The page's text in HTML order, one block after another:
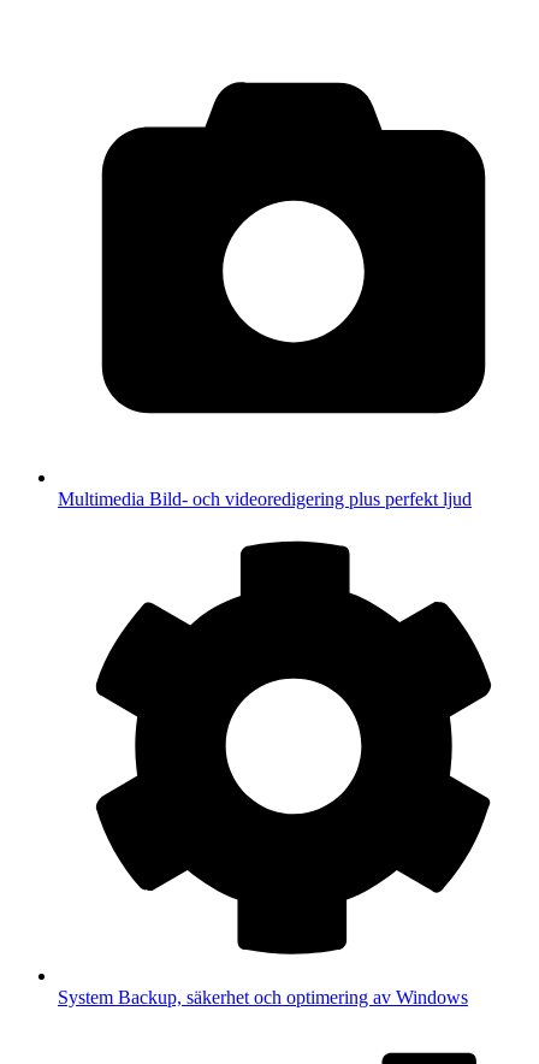
Multimedia Bild- och videoredigering plus perfekt ljud
System Backup, säkerhet och optimering av Windows